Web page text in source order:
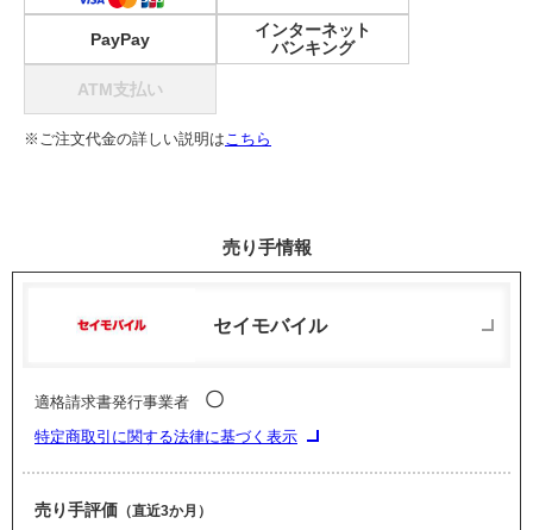
PayPay
インターネット
バンキング
ATM支払い
※ご注文代金の詳しい説明はこちら
売り手情報
セイモバイル
適格請求書発行事業者 〇
特定商取引に関する法律に基づく表示
売り手評価 （直近3か月）